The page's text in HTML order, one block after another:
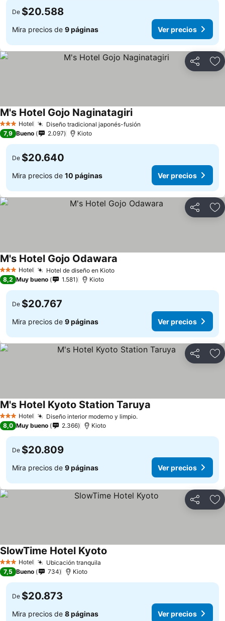
De $20.588
Mira precios de 9 páginas Ver precios
Compartir
3 Estrellas
Hotel Diseño tradicional japonés-fusión
M's Hotel Gojo Naginatagiri
7,9 Bueno 2.097 Kioto
De $20.640
Mira precios de 10 páginas Ver precios
Compartir
3 Estrellas
Hotel Hotel de diseño en Kioto
M's Hotel Gojo Odawara
8,2 Muy bueno 1.581 Kioto
De $20.767
Mira precios de 9 páginas Ver precios
Compartir
3 Estrellas
Hotel Diseño interior moderno y limpio.
M's Hotel Kyoto Station Taruya
8,0 Muy bueno 2.366 Kioto
De $20.809
Mira precios de 9 páginas Ver precios
Compartir
3 Estrellas
Hotel Ubicación tranquila
SlowTime Hotel Kyoto
7,5 Bueno 734 Kioto
De $20.873
Mira precios de 8 páginas Ver precios